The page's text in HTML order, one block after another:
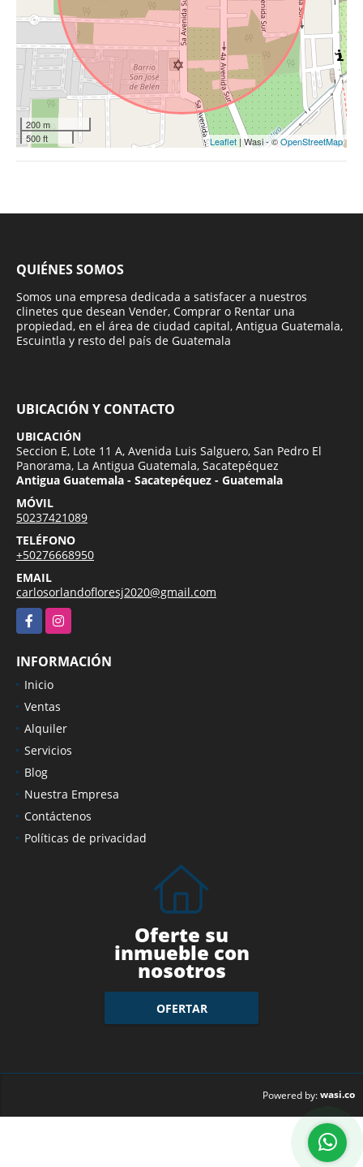
200 m
500 ft
Leaflet | Wasi - ©OpenStreetMap
QUIÉNES SOMOS
Somos una empresa dedicada a satisfacer a nuestros
clinetes que desean Vender, Comprar o Rentar una
propiedad, en el área de ciudad capital, Antigua Guatemala,
Escuintla y resto del país de Guatemala
UBICACIÓN Y CONTACTO
UBICACIÓN
Seccion E, Lote 11 A, Avenida Luis Salguero, San Pedro El
Panorama, La Antigua Guatemala, Sacatepéquez
Antigua Guatemala - Sacatepéquez - Guatemala
MÓVIL
50237421089
TELÉFONO
+50276668950
EMAIL
carlosorlandofloresj2020@gmail.com
FacebookInstagram
INFORMACIÓN
Inicio
Ventas
Alquiler
Servicios
Blog
Nuestra Empresa
Contáctenos
Políticas de privacidad
Oferte su
inmueble con
nosotros
OFERTAR
Powered by:wasi.co